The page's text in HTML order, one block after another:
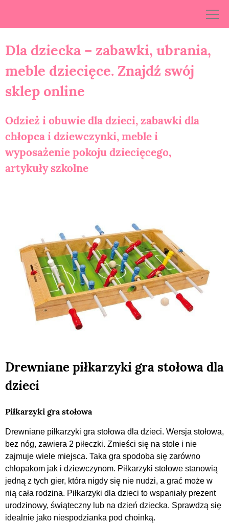
Dla dziecka – zabawki, ubrania,
meble dziecięce. Znajdź swój
sklep online
Odzież i obuwie dla dzieci, zabawki dla
chłopca i dziewczynki, meble i
wyposażenie pokoju dziecięcego,
artykuły szkolne
Drewniane piłkarzyki gra stołowa dla
dzieci
Piłkarzyki gra stołowa
Drewniane piłkarzyki gra stołowa dla dzieci. Wersja stołowa,
bez nóg, zawiera 2 piłeczki. Zmieści się na stole i nie
zajmuje wiele miejsca. Taka gra spodoba się zarówno
chłopakom jak i dziewczynom. Piłkarzyki stołowe stanowią
jedną z tych gier, która nigdy się nie nudzi, a grać może w
nią cała rodzina. Piłkarzyki dla dzieci to wspaniały prezent
urodzinowy, świąteczny lub na dzień dziecka. Sprawdzą się
idealnie jako niespodzianka pod choinką.